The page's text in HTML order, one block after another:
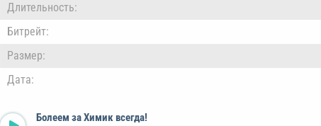
Длительность:
Битрейт:
Размер:
Дата:
Болеем за Химик всегда!